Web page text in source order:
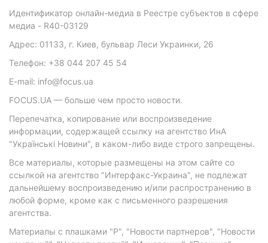
Идентификатор онлайн-медиа в Реестре субъектов в сфере
медиа - R40-03129
Адрес: 01133, г. Киев, бульвар Леси Украинки, 26
Телефон: +38 044 207 45 54
E-mail: info@focus.ua
FOCUS.UA — больше чем просто новости.
Перепечатка, копирование или воспроизведение
информации, содержащей ссылку на агентство ИнА
"Українські Новини", в каком-либо виде строго запрещены.
Все материалы, которые размещены на этом сайте со
ссылкой на агентство "Интерфакс-Украина", не подлежат
дальнейшему воспроизведению и/или распространению в
любой форме, кроме как с письменного разрешения
агентства.
Материалы с плашками "Р", "Новости партнеров", "Новости